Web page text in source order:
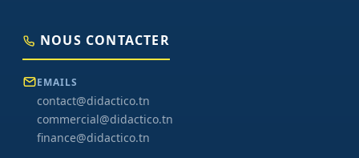
NOUS CONTACTER
EMAILS
contact@didactico.tn
commercial@didactico.tn
finance@didactico.tn